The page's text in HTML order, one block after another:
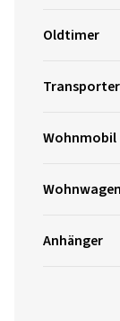
Oldtimer
Transporter
Wohnmobil
Wohnwagen
Anhänger